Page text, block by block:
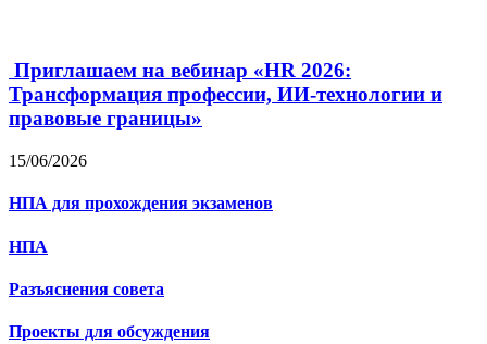
Приглашаем на вебинар «HR 2026:
Трансформация профессии, ИИ-технологии и
правовые границы»
15/06/2026
НПА для прохождения экзаменов
НПА
Разъяснения совета
Проекты для обсуждения